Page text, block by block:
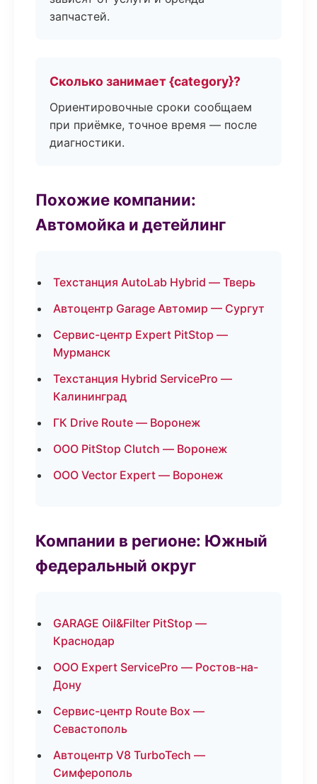
запчастей.
Сколько занимает {category}?
Ориентировочные сроки сообщаем
при приёмке, точное время — после
диагностики.
Похожие компании:
Автомойка и детейлинг
Техстанция AutoLab Hybrid — Тверь
Автоцентр Garage Автомир — Сургут
Сервис-центр Expert PitStop —
Мурманск
Техстанция Hybrid ServicePro —
Калининград
ГК Drive Route — Воронеж
ООО PitStop Clutch — Воронеж
ООО Vector Expert — Воронеж
Компании в регионе: Южный
федеральный округ
GARAGE Oil&Filter PitStop —
Краснодар
ООО Expert ServicePro — Ростов-на-
Дону
Сервис-центр Route Box —
Севастополь
Автоцентр V8 TurboTech —
Симферополь